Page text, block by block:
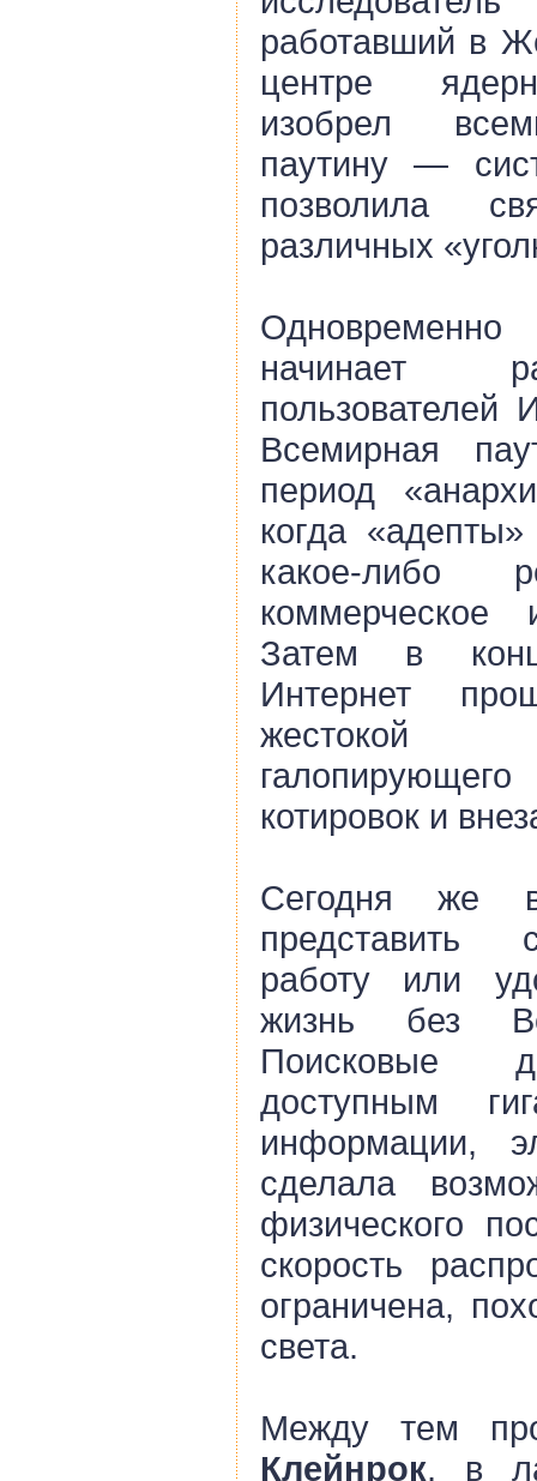
работавший в
центре
изобрел
паутину —
позволила
различных
начинает
пользователей
Всемирная
период
когда
какое-либо
коммерческое
Затем в
Интернет
жестокой
котировок и
Сегодня же
представить
работу или
жизнь без
Поисковые
доступным
информации,
сделала
физического
скорость
ограничена,
света.
Между тем
Клейнрок, в